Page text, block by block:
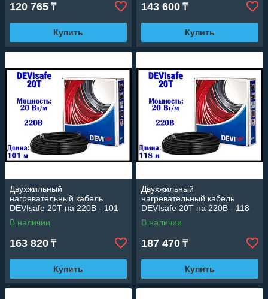
120 765 ₸
Купить
143 600 ₸
Купить
Двухжильный
нагревательный кабель
DEVIsafe 20T на 220В - 101
м. (DTCE-20, длина: 101 м.,
мощность: 2030 Вт)
В наличии
163 820 ₸
Купить
Двухжильный
нагревательный кабель
DEVIsafe 20T на 220В - 118
м. (DTCE-20, длина: 118 м.,
мощность: 2360 Вт)
В наличии
187 470 ₸
Купить